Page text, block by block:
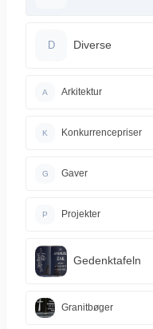
D Diverse
A Arkitektur
K Konkurrencepriser
G Gaver
P Projekter
Gedenktafeln
Granitbøger